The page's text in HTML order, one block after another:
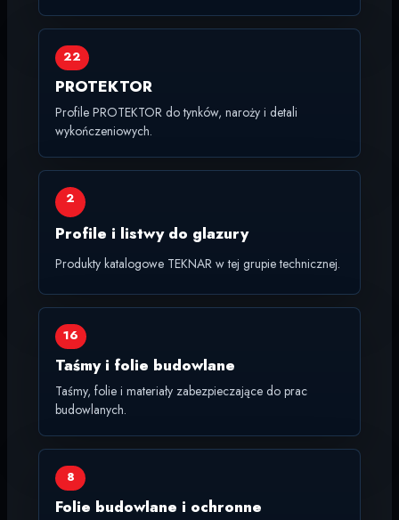
22
PROTEKTOR
Profile PROTEKTOR do tynków, naroży i detali
wykończeniowych.
2
Profile i listwy do glazury
Produkty katalogowe TEKNAR w tej grupie technicznej.
16
Taśmy i folie budowlane
Taśmy, folie i materiały zabezpieczające do prac
budowlanych.
8
Folie budowlane i ochronne